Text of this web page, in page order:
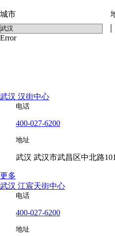
城市
Error
武汉 汉街中心
电话
400-027-6200
地址
武汉 武汉市武昌区中北路
更多
武汉 江宸天街中心
电话
400-027-6200
地址